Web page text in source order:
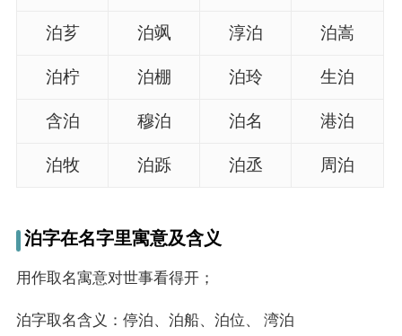
泊芗 泊飒 淳泊 泊嵩
泊柠 泊棚 泊玲 生泊
含泊 穆泊 泊名 港泊
泊牧 泊跞 泊丞 周泊
泊字在名字里寓意及含义
用作取名寓意对世事看得开；
泊字取名含义：停泊、泊船、泊位、 湾泊